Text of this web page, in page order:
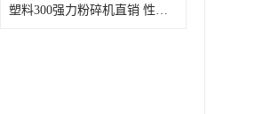
塑料300强力粉碎机直销 性价比高